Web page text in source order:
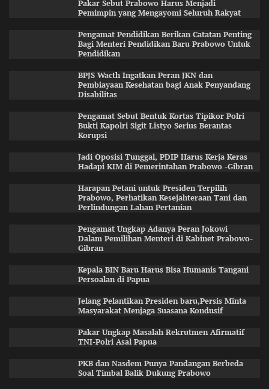
Pakar Sebut Prabowo Harus Menjadi
Pemimpin yang Mengayomi Seluruh Rakyat
Pengamat Pendidikan Berikan Catatan Penting
Bagi Menteri Pendidikan Baru Prabowo Untuk
Pendidikan
BPJS Wacth Ingatkan Peran JKN dan
Pembiayaan Kesehatan bagi Anak Penyandang
Disabilitas
Pengamat Sebut Bentuk Kortas Tipikor Polri
Bukti Kapolri Sigit Listyo Serius Berantas
Korupsi
Jadi Oposisi Tunggal, PDIP Harus Kerja Keras
Hadapi KIM di Pemerintahan Prabowo -Gibran
Harapan Petani untuk Presiden Terpilih
Prabowo, Perhatikan Kesejahteraan Tani dan
Perlindungan Lahan Pertanian
Pengamat Ungkap Adanya Peran Jokowi
Dalam Pemilihan Menteri di Kabinet Prabowo-
Gibran
Kepala BIN Baru Harus Bisa Humanis Tangani
Persoalan di Papua
Jelang Pelantikan Presiden baru,Persis Minta
Masyarakat Menjaga Suasana Kondusif
Pakar Ungkap Masalah Rekrutmen Afirmatif
TNI-Polri Asal Papua
PKB dan Nasdem Punya Pandangan Berbeda
Soal Timbal Balik Dukung Prabowo